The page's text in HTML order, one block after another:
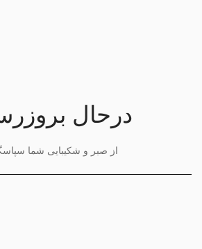
درحال
از صبر و شکیبایی شما